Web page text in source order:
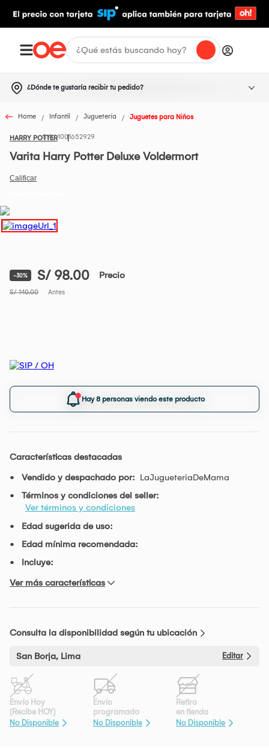
¿Dónde te gustaría recibir tu pedido?
Home Infantil Juguetería Juguetes para Niños
HARRY POTTER1001652929
Varita Harry Potter Deluxe Voldermort
-30% S/ 98.00 Precio
S/ 140.00 Antes
Hay 8 personas viendo este producto
Características destacadas
Vendido y despachado por: LaJugueteriaDeMama
Términos y condiciones del seller:
Ver términos y condiciones
Edad sugerida de uso:
Edad mínima recomendada:
Incluye:
Ver más características
Consulta la disponibilidad según tu ubicación
San Borja, Lima Editar
Envío Hoy
(Recibe HOY)
No Disponible
Envío
programado
No Disponible
Retiro
en tienda
No Disponible